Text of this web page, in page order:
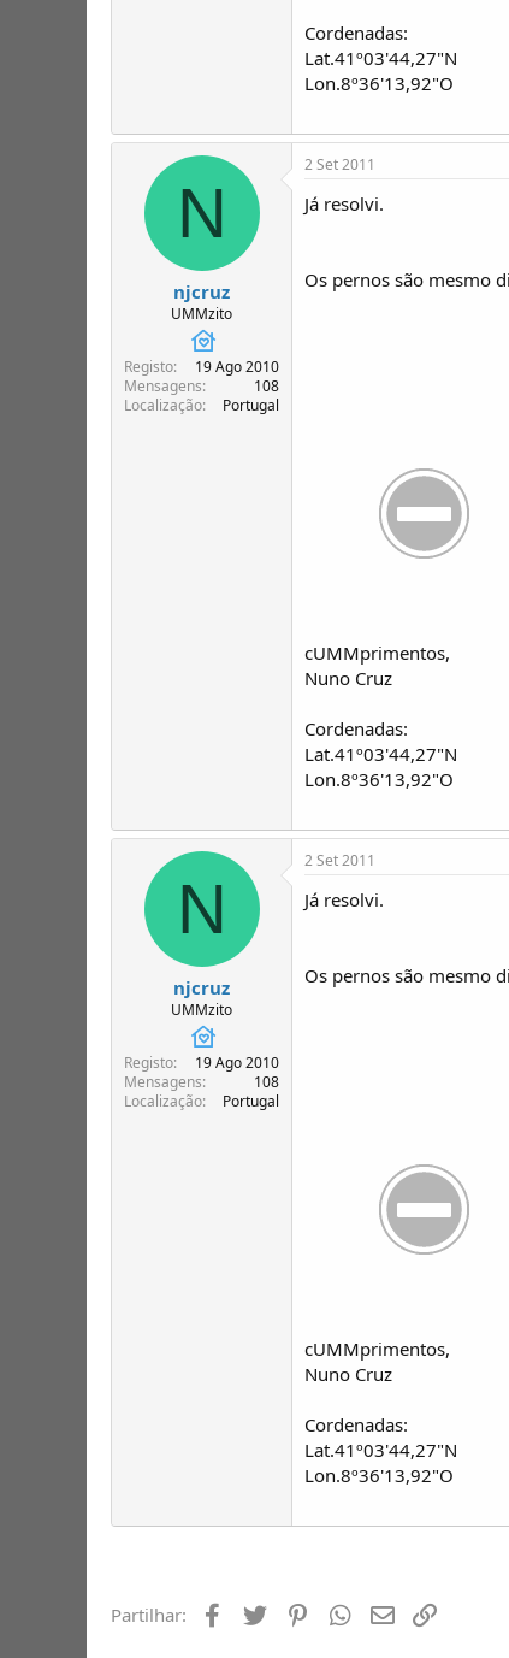
Cordenadas:
Lat.41º03'44,27"N
Lon.8º36'13,92"O
N
njcruz
UMMzito
Registo
19 Ago 2010
Mensagens
108
Localização
Portugal
2 Set 2011
Já resolvi.
Os pernos são mesmo
cUMMprimentos,
Nuno Cruz
Cordenadas:
Lat.41º03'44,27"N
Lon.8º36'13,92"O
N
njcruz
UMMzito
Registo
19 Ago 2010
Mensagens
108
Localização
Portugal
2 Set 2011
Já resolvi.
Os pernos são mesmo
cUMMprimentos,
Nuno Cruz
Cordenadas:
Lat.41º03'44,27"N
Lon.8º36'13,92"O
Partilhar: Facebook
Twitter PinterestWhatsapp
Email